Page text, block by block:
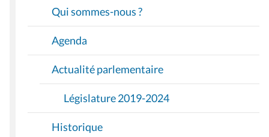
T
O
Qui sommes-nous ?
Agenda
Actualité parlementaire
Législature 2019-2024
Historique